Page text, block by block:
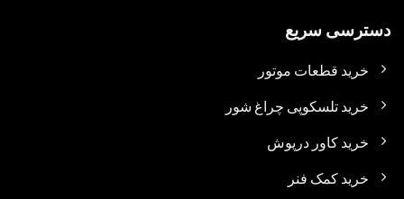
دسترسی سریع
خرید قطعات موتور
خرید تلسکوپی چراغ شور
خرید کاور درپوش
خرید کمک فنر